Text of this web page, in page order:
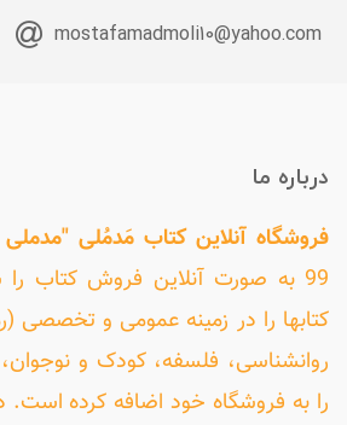
mostafamadmoli10@yahoo.com
درباره ما
فروشگاه آنلاین کتاب مَدمُلی
99 به صورت آنلاین فروش کتاب
کتابها را در زمینه عمومی و تخصصی
روانشناسی، فلسفه، کودک و
را به فروشگاه خود اضافه کرده